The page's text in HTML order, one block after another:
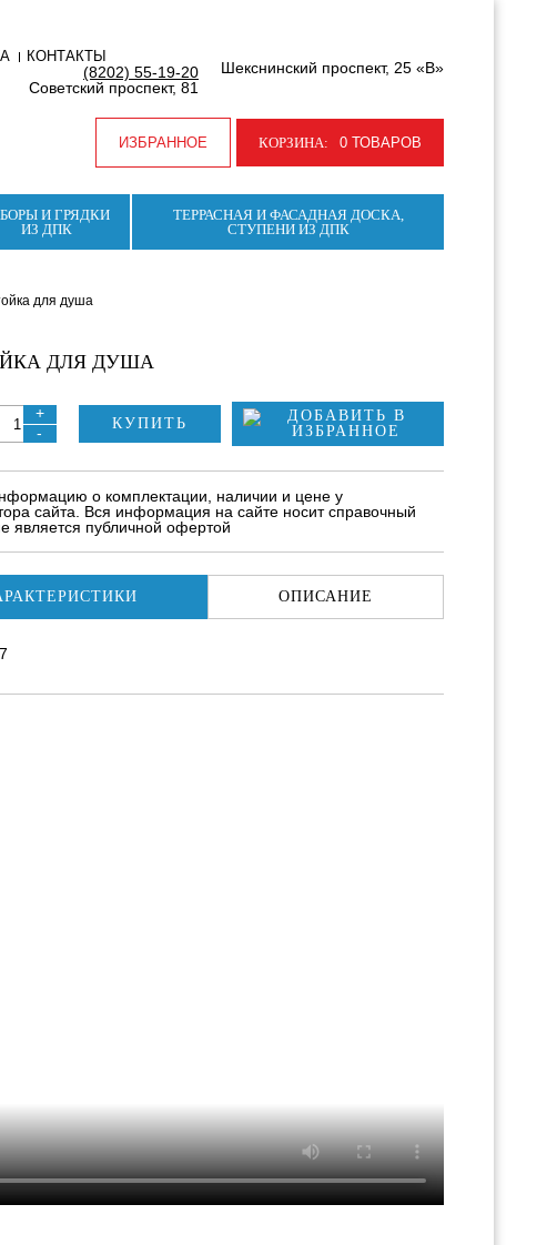
КОНТАКТЫ
Шекснинский проспект, 25 «В»
(8202) 55-19-20
Советский проспект, 81
ИЗБРАННОЕ КОРЗИНА: 0 ТОВАРОВ
И ГРЯДКИ
ИЗ ДПК
ТЕРРАСНАЯ И ФАСАДНАЯ ДОСКА,
СТУПЕНИ ИЗ ДПК
для душа
ДЛЯ ДУША
+
-
КУПИТЬ
о комплектации, наличии и цене у
сайта. Вся информация на сайте носит справочный
является публичной офертой
ОПИСАНИЕ